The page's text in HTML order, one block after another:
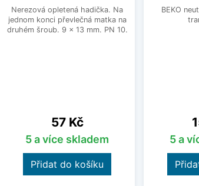
Nerezová opletená hadička. Na
jednom konci převlečná matka na
druhém šroub. 9 x 13 mm. PN 10.
Cena
57 Kč
5 a více skladem
Přidat do košíku
BEKO
5 a